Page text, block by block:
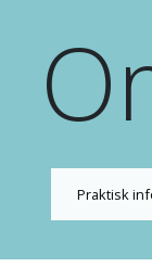
Praktisk